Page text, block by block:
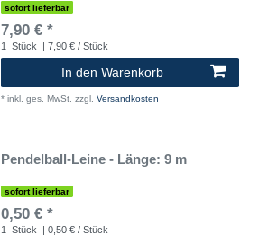
sofort lieferbar
7,90 € *
1 Stück | 7,90 € / Stück
In den Warenkorb
* inkl. ges. MwSt. zzgl. Versandkosten
Pendelball-Leine - Länge: 9 m
sofort lieferbar
0,50 € *
1 Stück | 0,50 € / Stück